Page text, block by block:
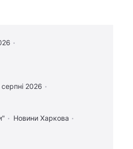
серпні 2026
Новини Харкова